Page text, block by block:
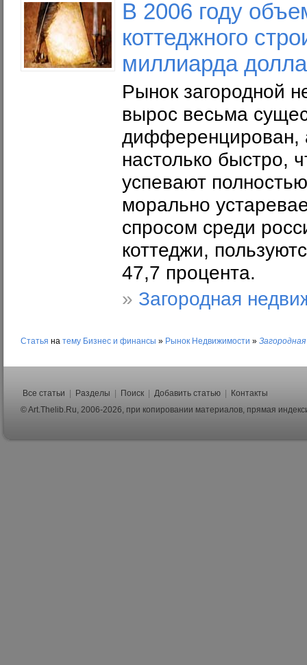
В 2006 году
коттеджного
миллиарда
Рынок загородной
вырос весьма
дифференцирован,
настолько быстро,
успевают
морально
спросом среди
коттеджи,
47,7 процента.
» Загородная
Статья на тему Бизнес и финансы » Рынок Недвижимости »
Все статьи Разделы Поиск Добавить статью
Контакты
© Art.Thelib.Ru, 2006-2026, при копировании материалов, прямая